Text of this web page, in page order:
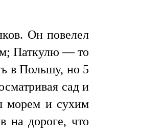
Он повелел
Паткулю — то
в Польшу, но 5
сад и
морем и сухим
на дороге, что